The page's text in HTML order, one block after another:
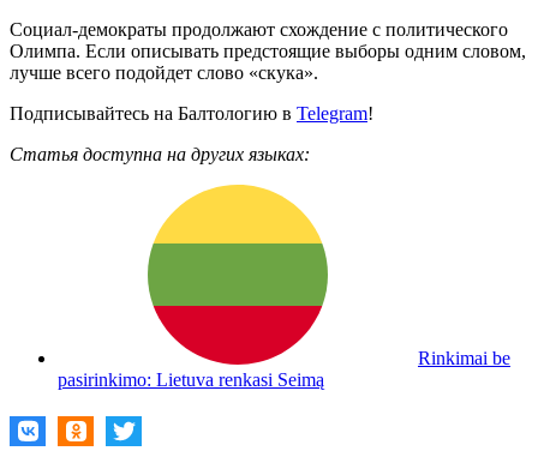
Социал-демократы продолжают схождение с политического
Олимпа. Если описывать предстоящие выборы одним словом,
лучше всего подойдет слово «скука».
Подписывайтесь на Балтологию в Telegram!
Статья доступна на других языках:
Rinkimai be
pasirinkimo: Lietuva renkasi Seimą